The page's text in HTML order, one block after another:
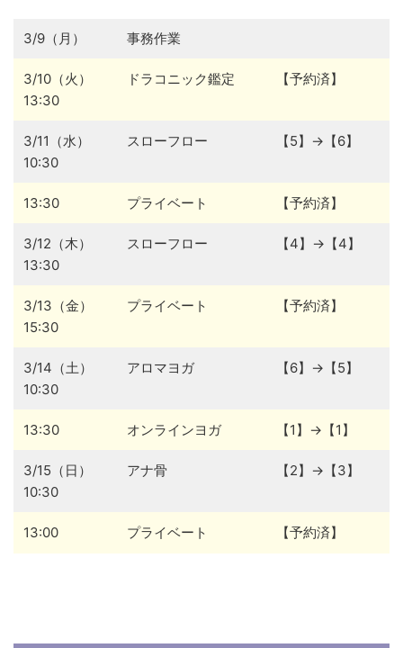
3/9（月） 事務作業
3/10（火）
13:30
ドラコニック鑑定 【予約済】
3/11（水）
10:30
スローフロー 【5】→【6】
13:30 プライベート 【予約済】
3/12（木）
13:30
スローフロー 【4】→【4】
3/13（金）
15:30
プライベート 【予約済】
3/14（土）
10:30
アロマヨガ 【6】→【5】
13:30 オンラインヨガ 【1】→【1】
3/15（日）
10:30
アナ骨 【2】→【3】
13:00 プライベート 【予約済】